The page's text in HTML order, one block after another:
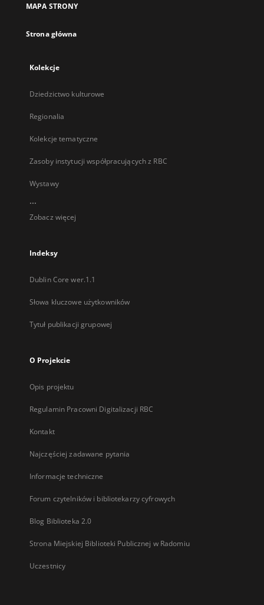
karcie
MAPA STRONY
Strona główna
Kolekcje
Dziedzictwo kulturowe
Regionalia
Kolekcje tematyczne
Zasoby instytucji współpracujących z RBC
Wystawy
...
Zobacz więcej
Indeksy
Dublin Core wer.1.1
Słowa kluczowe użytkowników
Tytuł publikacji grupowej
O Projekcie
Opis projektu
Regulamin Pracowni Digitalizacji RBC
Kontakt
Najczęściej zadawane pytania
Informacje techniczne
Forum czytelników i bibliotekarzy cyfrowych
Blog Biblioteka 2.0
Strona Miejskiej Biblioteki Publicznej w Radomiu
Uczestnicy